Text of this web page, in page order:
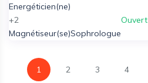
Energéticien(ne)
+2
Magnétiseur(se)Sophrologue
Ouvert
1 2 3 4